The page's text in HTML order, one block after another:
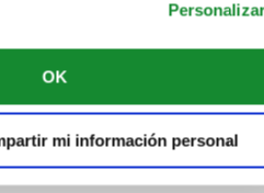
OK
mi información personal